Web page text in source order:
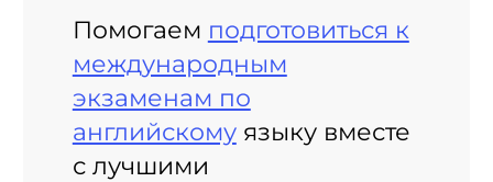
Помогаем подготовиться к
международным
экзаменам по
английскомуязыку вместе
с лучшими